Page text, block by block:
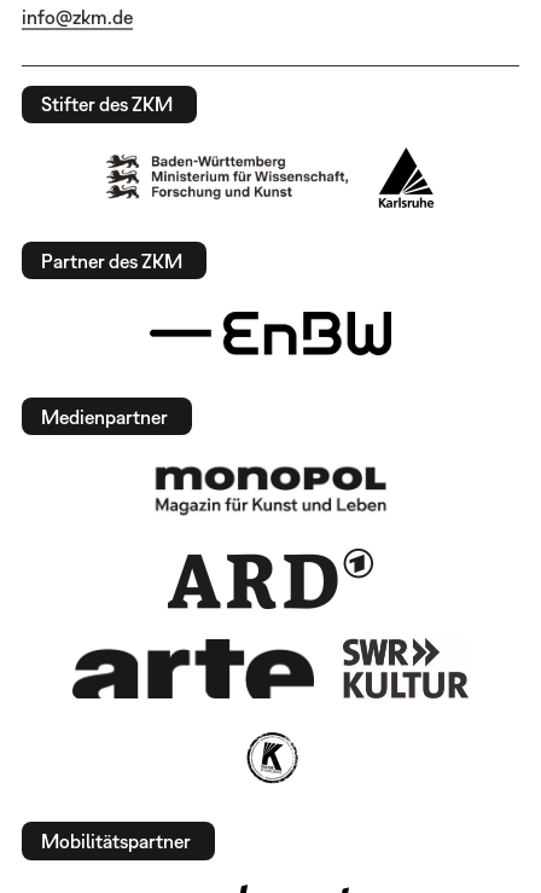
info@zkm.de
Stifter des ZKM
Partner des ZKM
Medienpartner
Mobilitätspartner